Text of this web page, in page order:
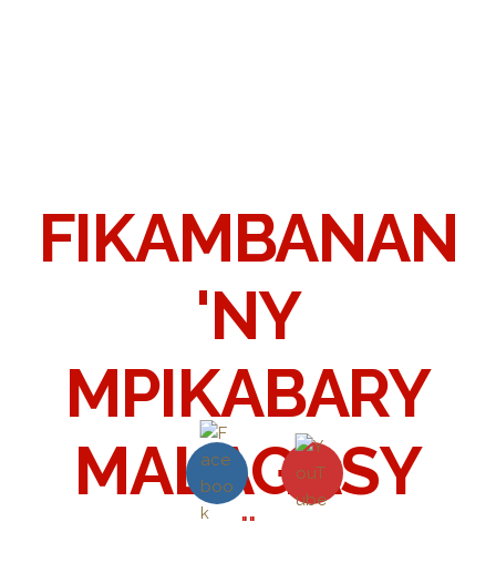
FIKAMBANAN
'NY
MPIKABARY
MALAGASY
""